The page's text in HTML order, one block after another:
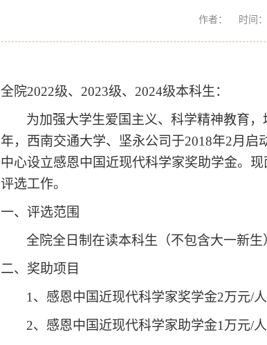
作者： 时间
全院2022级、2023级、2024级本科生：
为加强大学生爱国主义、科学精神教育
年，西南交通大学、坚永公司于2018年2月启
中心设立感恩中国近现代科学家奖助学金。
评选工作。
一、评选范围
全院全日制在读本科生（不包含大一新生
二、奖助项目
1、感恩中国近现代科学家奖学金2万元/
2、感恩中国近现代科学家助学金1万元/